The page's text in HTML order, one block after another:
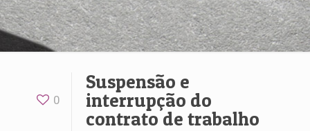
0
Suspensão e
interrupção do
contrato de trabalho